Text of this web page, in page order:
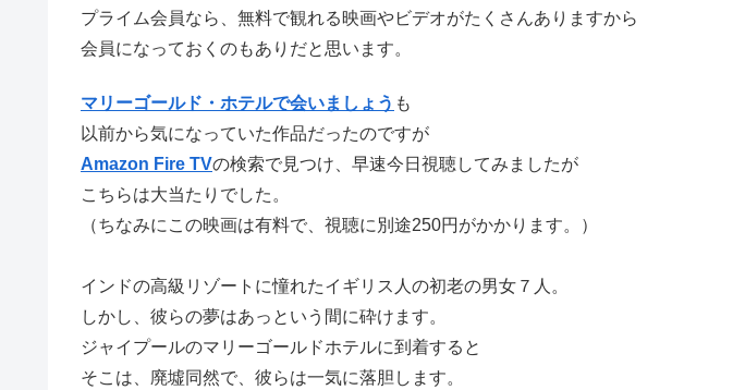
プライム会員なら、無料で観れる映画やビデオがたくさんありますから
会員になっておくのもありだと思います。
マリーゴールド・ホテルで会いましょう も
以前から気になっていた作品だったのですが
Amazon Fire TVの検索で見つけ、早速今日視聴してみましたが
こちらは大当たりでした。
（ちなみにこの映画は有料で、視聴に別途250円がかかります。）
インドの高級リゾートに憧れたイギリス人の初老の男女７人。
しかし、彼らの夢はあっという間に砕けます。
ジャイプールのマリーゴールドホテルに到着すると
そこは、廃墟同然で、彼らは一気に落胆します。